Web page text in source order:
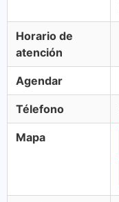
Horario de
atención
Agendar
Télefono
Mapa